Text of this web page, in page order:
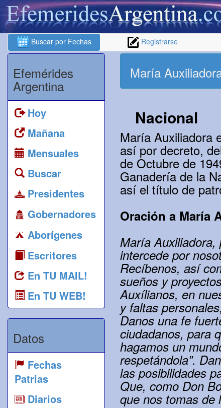
Buscar por Fechas Registrarse
Efemérides
Argentina
Hoy
Mañana
Mensuales
Buscar
Presidentes
Gobernadores
Aborígenes
Escritores
En TU MAIL!
En TU WEB!
Datos
Fechas
Patrias
Diarios
María
Nacional
María Auxiliadora
así por decreto,
de Octubre de
Ganadería de la
así el título de
Oración a María
María
intercede por
Recíbenos, así
sueños y
Auxílianos, en
y faltas
Danos una fe
ciudadanos, para
hagamos un
respetándola”.
las posibilidades
Que, como Don
que nos tomas de